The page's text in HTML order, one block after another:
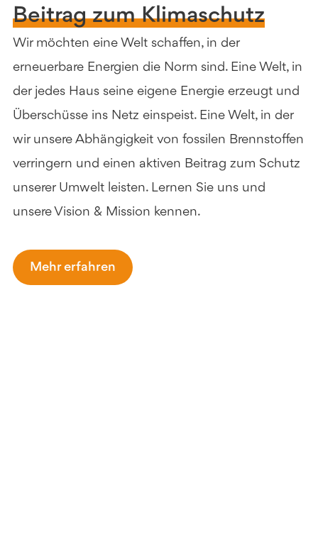
Beitrag zum Klimaschutz
Wir möchten eine Welt schaffen, in der
erneuerbare Energien die Norm sind. Eine Welt, in
der jedes Haus seine eigene Energie erzeugt und
Überschüsse ins Netz einspeist. Eine Welt, in der
wir unsere Abhängigkeit von fossilen Brennstoffen
verringern und einen aktiven Beitrag zum Schutz
unserer Umwelt leisten. Lernen Sie uns und
unsere Vision & Mission kennen.
Mehr erfahren